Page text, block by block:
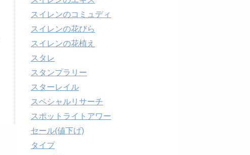
スイレンのコミュディ
スイレンの花びら
スイレンの花植え
スタレ
スタンプラリー
スターレイル
スペシャルリサーチ
スポットライトアワー
セール(値下げ)
タイプ